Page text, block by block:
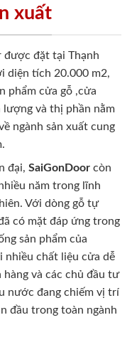
xuất
được đặt tại Thạnh
diện tích 20.000 m2,
phẩm cửa gỗ ,cửa
lượng và thị phần nằm
ngành sản xuất cung
đại, SaiGonDoor còn
năm trong lĩnh
Với dòng gỗ tự
có mặt đáp ứng trong
sản phẩm của
nhiều chất liệu cửa dễ
và các chủ đầu tư
nước đang chiếm vị trí
đầu trong toàn ngành